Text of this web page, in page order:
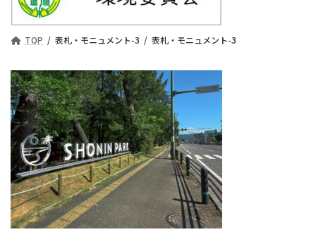
TOP 表札・モニュメント-3 表札・モニュメント-3